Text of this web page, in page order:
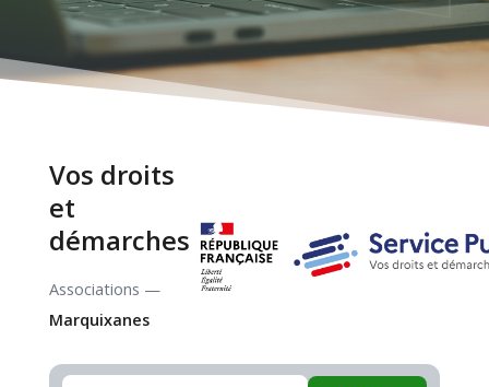
Vos droits
et
démarches
Associations —
Marquixanes